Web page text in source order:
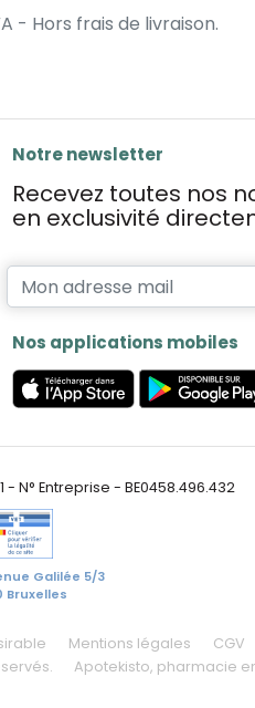
- Hors frais de livraison.
Notre newsletter
Recevez toutes nos
en exclusivité
Nos applications mobiles
N° Entreprise - BE0458.496.432
Galilée 5/3
Bruxelles
Mentions légales CGV
Apotekisto, pharmacie